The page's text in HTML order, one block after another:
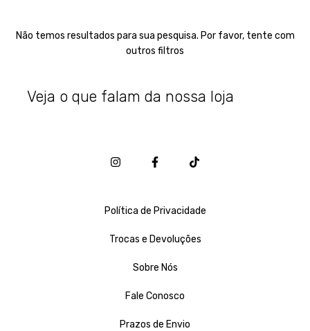
Não temos resultados para sua pesquisa. Por favor, tente com
outros filtros
Veja o que falam da nossa loja
Política de Privacidade
Trocas e Devoluções
Sobre Nós
Fale Conosco
Prazos de Envio